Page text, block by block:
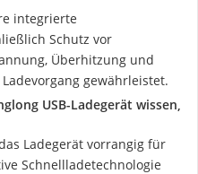
integrierte
Schutz vor
Überhitzung und
gewährleistet.
USB-Ladegerät wissen,
Ladegerät vorrangig für
Schnellladetechnologie